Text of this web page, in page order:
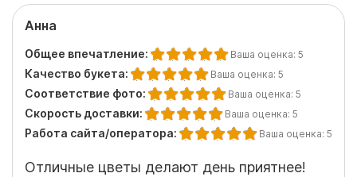
Анна
Общее впечатление: Ваша оценка: 5
Качество букета: Ваша оценка: 5
Соответствие фото: Ваша оценка: 5
Скорость доставки: Ваша оценка: 5
Работа сайта/оператора: Ваша оценка: 5
Отличные цветы делают день приятнее!